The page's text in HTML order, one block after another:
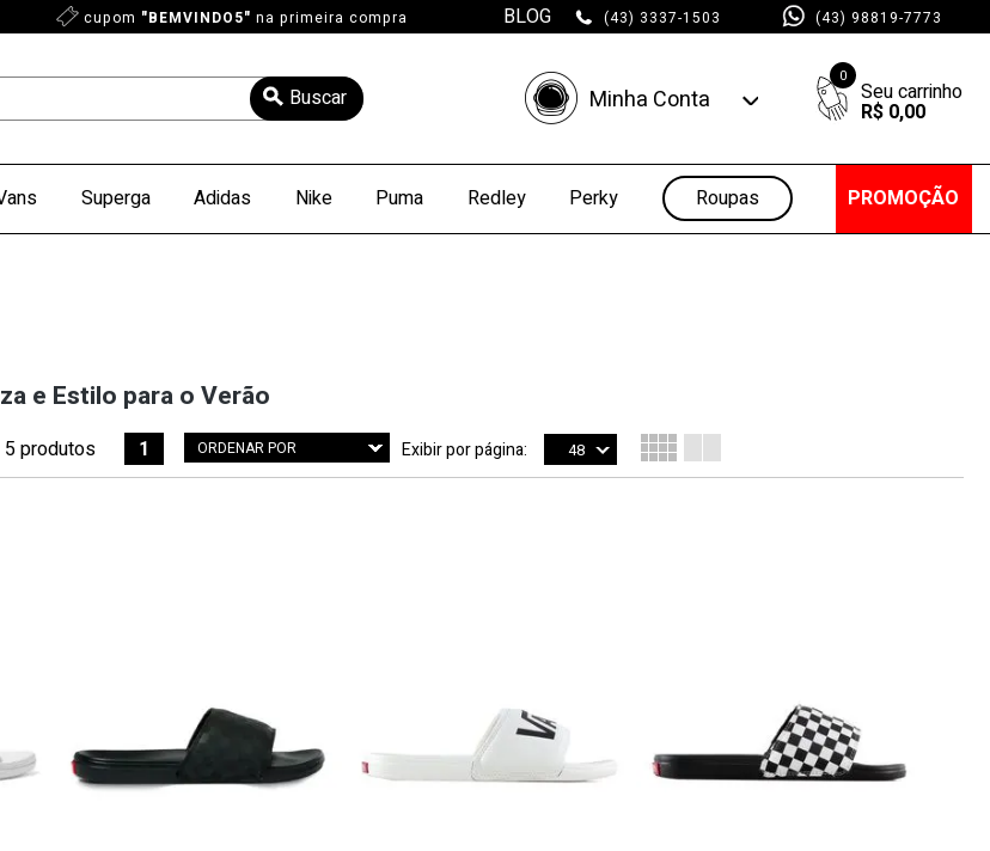
cupom "BEMVINDO5" na primeira compra BLOG (43) 3337-1503 (43) 98819-7773
Minha Conta
Minhas Compras
0
R$ 0,00
Superga Adidas Nike Puma Redley Perky Roupas PROMOÇÃO
e Estilo para o Verão
5 produtos 1 ORDENAR POR
Melhor Desconto
Exibir por página: 48